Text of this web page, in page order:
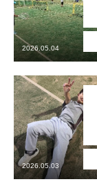
2026.05.04
2026.05.03